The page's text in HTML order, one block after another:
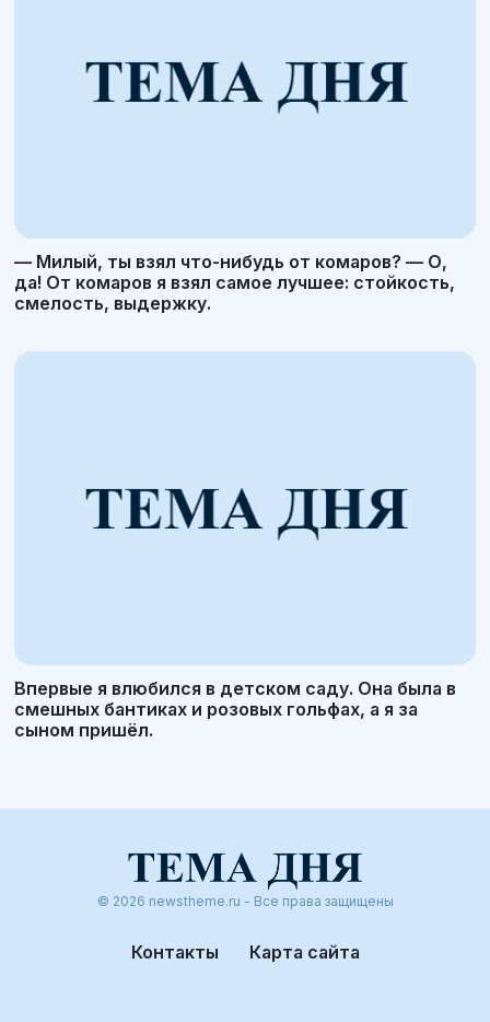
— Милый, ты взял что-нибудь от комаров? — О,
да! От комаров я взял самое лучшее: стойкость,
смелость, выдержку.
Впервые я влюбился в детском саду. Она была в
смешных бантиках и розовых гольфах, а я за
сыном пришёл.
© 2026 newstheme.ru - Все права защищены
Контакты Карта сайта